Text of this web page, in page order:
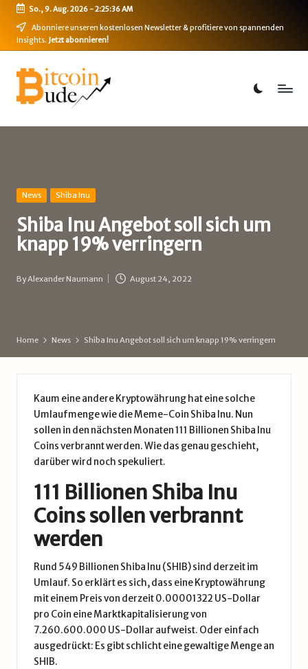
Skip
So., 9. Aug. 2026-2:25:36 AM
Abonniere unseren kostenlosen Newsletter & profitiere von spannenden
Insights. Jetzt abonnieren!
B
i
t
i
n
-
B
e
Bitcoin,
Ethereum,
DeFi
Posted
News Shiba Inu
Shiba Inu Angebot soll sich um
knapp 19% verringern
Posted
ByAlexander Naumann August 24, 2022
Home News Shiba Inu Angebot soll sich um knapp 19% verringern
Kaum eine andere Kryptowährung hat eine solche
Umlaufmenge wie die Meme-Coin Shiba Inu. Nun
sollen in den nächsten Monaten 111 Billionen Shiba Inu
Coins verbrannt werden. Wie das genau geschieht,
darüber wird noch spekuliert.
111 Billionen Shiba Inu
Coins sollen verbrannt
werden
Rund 549 Billionen Shiba Inu (SHIB) sind derzeit im
Umlauf. So erklärt es sich, dass eine Kryptowährung
mit einem Preis von derzeit 0.00001322 US-Dollar
pro Coin eine Marktkapitalisierung von
7.260.600.000 US-Dollar aufweist. Oder einfach
ausgedrückt: Es gibt schlicht eine gewaltige Menge an
SHIB.